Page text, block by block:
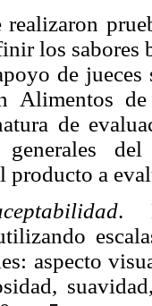
realizaron
los sabores
de
Alimentos
de
generales
producto a
.
aspecto